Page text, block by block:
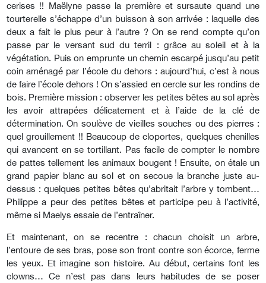
cerises !! Maëlyne passe la première et sursaute quand une
tourterelle s’échappe d’un buisson à son arrivée : laquelle des
deux a fait le plus peur à l’autre ? On se rend compte qu’on
passe par le versant sud du terril : grâce au soleil et à la
végétation. Puis on emprunte un chemin escarpé jusqu’au petit
coin aménagé par l’école du dehors : aujourd’hui, c’est à nous
de faire l’école dehors ! On s’assied en cercle sur les rondins de
bois. Première mission : observer les petites bêtes au sol après
les avoir attrapées délicatement et à l’aide de la clé de
détermination. On soulève de vieilles souches ou des pierres :
quel grouillement !! Beaucoup de cloportes, quelques chenilles
qui avancent en se tortillant. Pas facile de compter le nombre
de pattes tellement les animaux bougent ! Ensuite, on étale un
grand papier blanc au sol et on secoue la branche juste au-
dessus : quelques petites bêtes qu’abritait l’arbre y tombent…
Philippe a peur des petites bêtes et participe peu à l’activité,
même si Maelys essaie de l’entraîner.
Et maintenant, on se recentre : chacun choisit un arbre,
l’entoure de ses bras, pose son front contre son écorce, ferme
les yeux. Et imagine son histoire. Au début, certains font les
clowns… Ce n’est pas dans leurs habitudes de se poser